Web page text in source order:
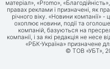
матеріал», «Promo»,
правах реклами і призначені, як
річного віку. «Новини компанії»
охоплює новини, події та
компаній, базуються на
компанії, і за які редакція не несе
«РБК-Україна» призначене
© ТОВ «УБТ»,